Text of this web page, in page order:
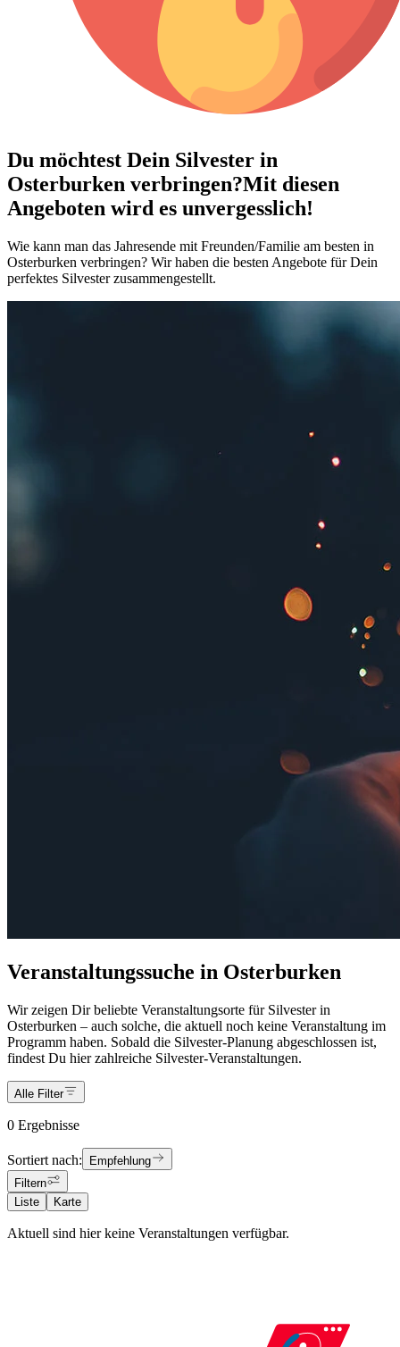
Du möchtest Dein Silvester in
Osterburken verbringen?Mit diesen
Angeboten wird es unvergesslich!
Wie kann man das Jahresende mit Freunden/Familie am besten in
Osterburken verbringen? Wir haben die besten Angebote für Dein
perfektes Silvester zusammengestellt.
Veranstaltungssuche in Osterburken
Wir zeigen Dir beliebte Veranstaltungsorte für Silvester in
Osterburken – auch solche, die aktuell noch keine Veranstaltung im
Programm haben. Sobald die Silvester-Planung abgeschlossen ist,
findest Du hier zahlreiche Silvester-Veranstaltungen.
Alle Filter
0 Ergebnisse
Sortiert nach:
Empfehlung
Filtern
Liste
Karte
Aktuell sind hier keine Veranstaltungen verfügbar.